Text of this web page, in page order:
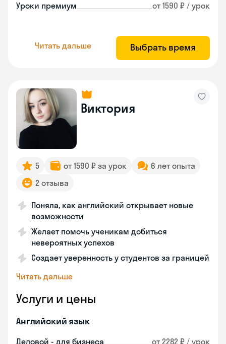
Уроки премиум от 1590 ₽ / урок
Читать дальше Выбрать время
Виктория
5 от 1590 ₽ за урок
6 лет опыта
2 отзыва
Поняла, как английский открывает новые
возможности
Желает помочь ученикам добиться
невероятных успехов
Создает уверенность у студентов за границей
Читать дальше
Услуги и цены
Английский язык
Деловой - для бизнеса от 2282 ₽ / урок